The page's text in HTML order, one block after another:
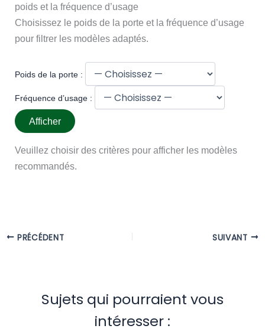
poids et la fréquence d’usage
Choisissez le poids de la porte et la fréquence d’usage
pour filtrer les modèles adaptés.
Poids de la porte :
Fréquence d’usage :
Afficher
Veuillez choisir des critères pour afficher les modèles
recommandés.
PRÉCÉDENT SUIVANT
Sujets qui pourraient vous
intéresser :